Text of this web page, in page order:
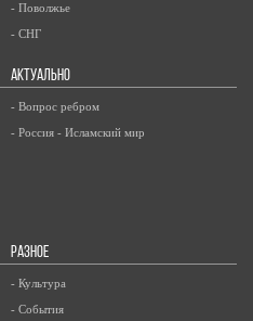
- Поволжье
- СНГ
АКТУАЛЬНО
- Вопрос ребром
- Россия - Исламский мир
РАЗНОЕ
- Культура
- События